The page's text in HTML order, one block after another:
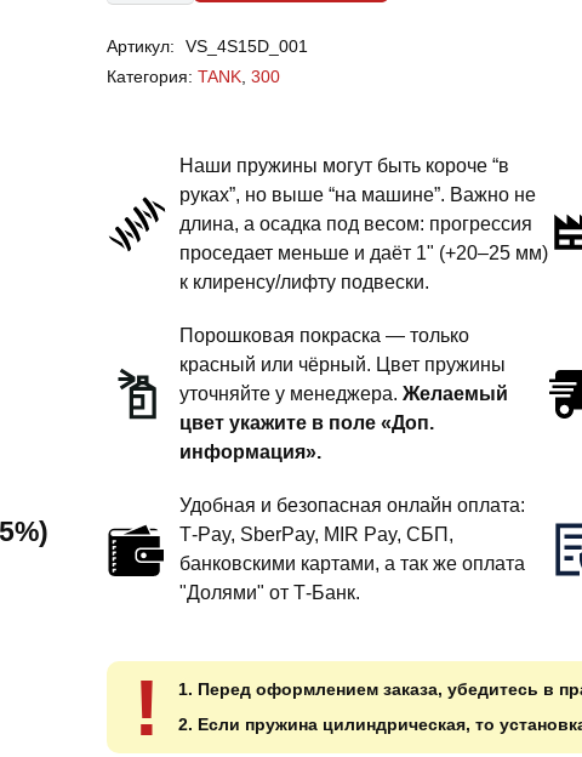
300
-
передней
подвески
сток
комфорт
Артикул:
VS_4S15D_001
Категория:TANK ,300
Наши пружины могут быть короче “в
руках”, но выше “на машине”. Важно не
длина, а осадка под весом: прогрессия
проседает меньше и даёт 1" (+20–25 мм)
к клиренсу/лифту подвески.
Порошковая покраска — только
красный или чёрный. Цвет пружины
уточняйте у менеджера.Желаемый
цвет укажите в поле «Доп.
информация».
Удобная и безопасная онлайн оплата:
T‑Pay, SberPay, MIR Pay, СБП,
банковскими картами, а так же оплата
"Долями" от Т-Банк.
!
1. Перед оформлением заказа, убедитесь в
2. Если пружина цилиндрическая, то